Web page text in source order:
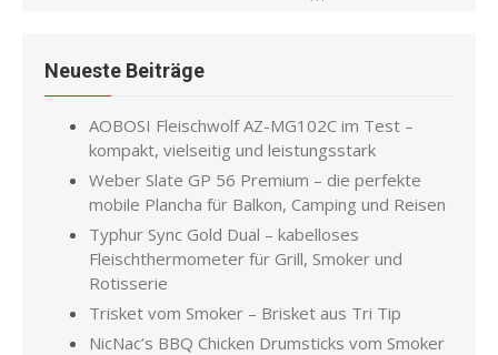
Neueste Beiträge
AOBOSI Fleischwolf AZ-MG102C im Test –
kompakt, vielseitig und leistungsstark
Weber Slate GP 56 Premium – die perfekte
mobile Plancha für Balkon, Camping und Reisen
Typhur Sync Gold Dual – kabelloses
Fleischthermometer für Grill, Smoker und
Rotisserie
Trisket vom Smoker – Brisket aus Tri Tip
NicNac’s BBQ Chicken Drumsticks vom Smoker